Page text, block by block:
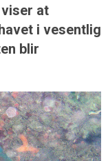
at
i vesentlig
blir